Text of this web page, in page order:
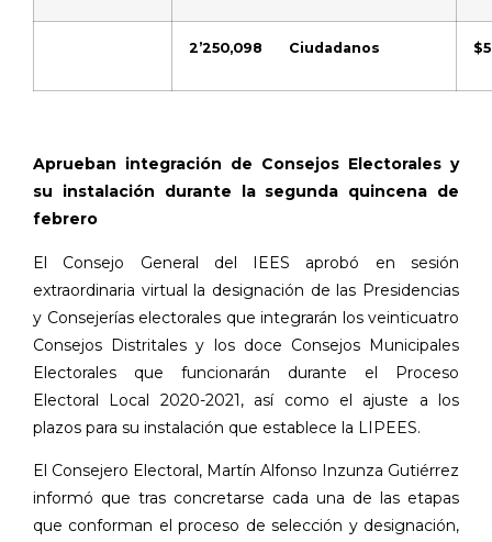
2’250,098 Ciudadanos
Aprueban integración de Consejos Electorales y
su instalación durante la segunda quincena de
febrero
El Consejo General del IEES aprobó en sesión
extraordinaria virtual la designación de las Presidencias
y Consejerías electorales que integrarán los veinticuatro
Consejos Distritales y los doce Consejos Municipales
Electorales que funcionarán durante el Proceso
Electoral Local 2020-2021, así como el ajuste a los
plazos para su instalación que establece la LIPEES.
El Consejero Electoral, Martín Alfonso Inzunza Gutiérrez
informó que tras concretarse cada una de las etapas
que conforman el proceso de selección y designación,